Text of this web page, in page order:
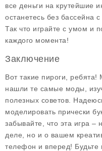
все деньги на крутейшие
останетесь без бассейна
Так что играйте с умом и
каждого момента!
Заключение
Вот такие пироги,
нашли те самые моды,
полезных советов.
моделировать прически
забывайте, что эта игра –
деле, но и о вашем
телефон и вперед! Будьте